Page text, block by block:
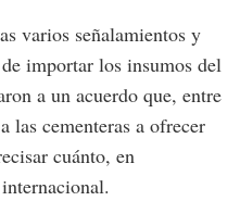
varios señalamientos y
importar los insumos del
a un acuerdo que, entre
las cementeras a ofrecer
cuánto, en